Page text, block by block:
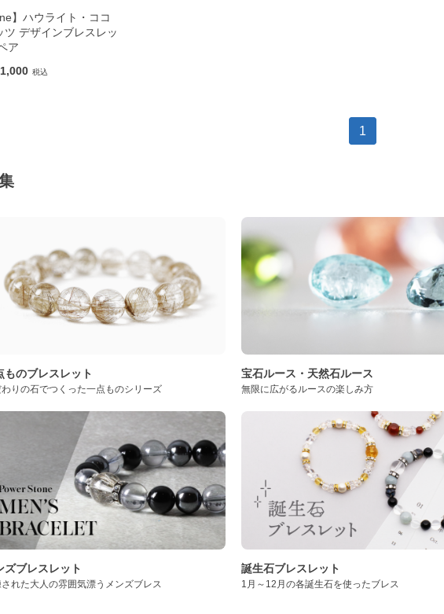
】ハウライト・ココ
ツ デザインブレスレッ
ア
1
ものブレスレット
わりの石でつくった一点ものシリーズ
宝石ルース・天然石ルース
無限に広がるルースの楽しみ方
ズブレスレット
れた大人の雰囲気漂うメンズブレス
誕生石ブレスレット
1月～12月の各誕生石を使ったブレス